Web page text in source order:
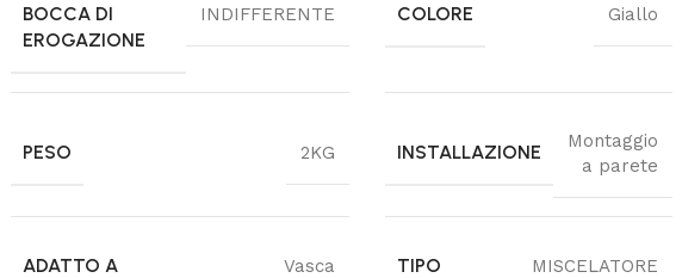
BOCCA DI
EROGAZIONE
INDIFFERENTE COLORE Giallo
PESO 2KG INSTALLAZIONE
Montaggio
a parete
ADATTO A Vasca TIPO MISCELATORE